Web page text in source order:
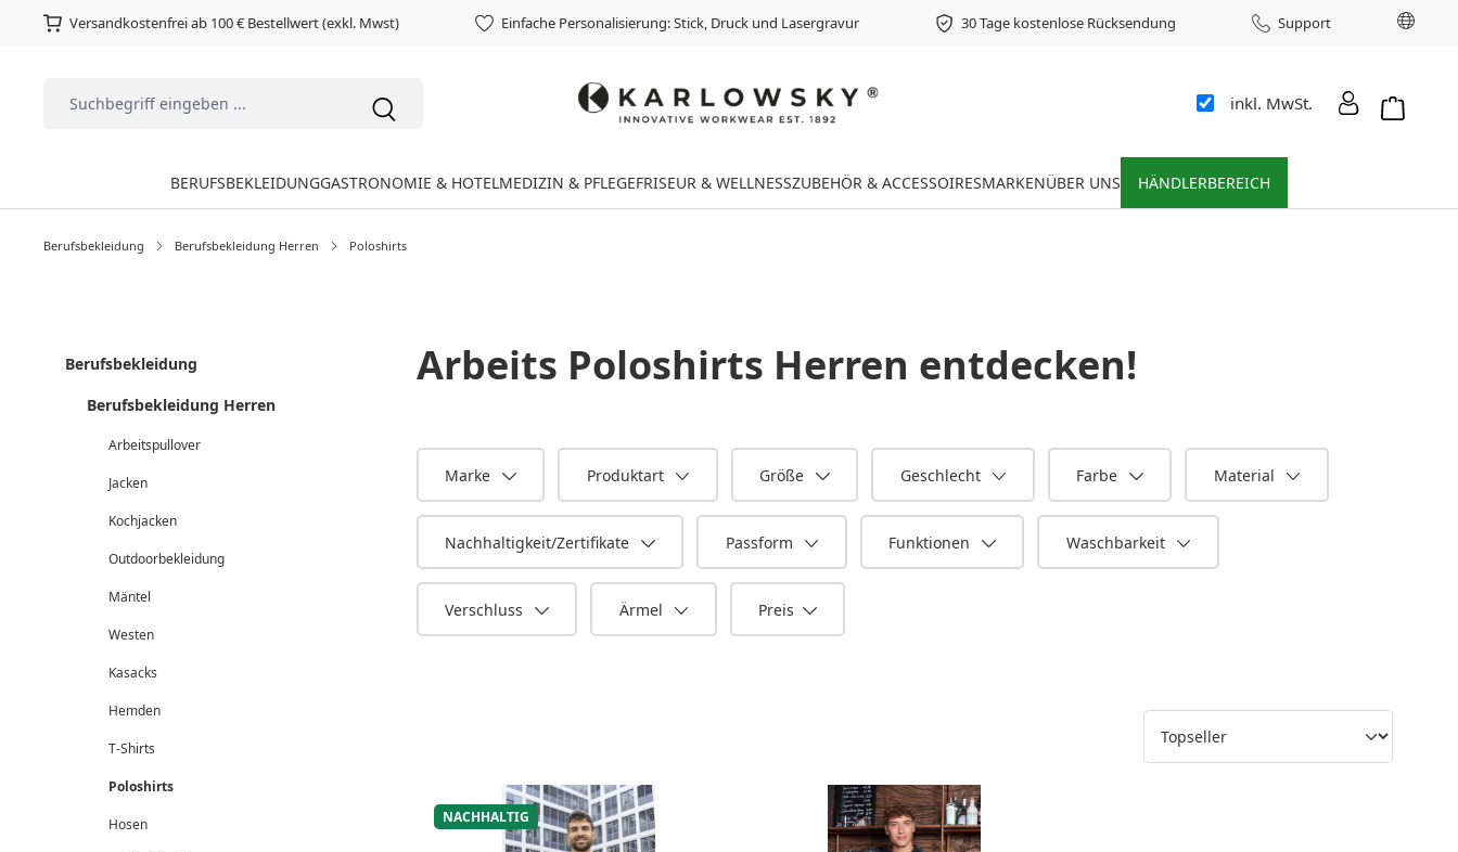
Versandkostenfrei ab 100 € Bestellwert (exkl. Mwst) Einfache Personalisierung: Stick, Druck und Lasergravur 30 Tage kostenlose Rücksendung Support
inkl. MwSt.
BERUFSBEKLEIDUNGGASTRONOMIE & HOTELMEDIZIN & PFLEGEFRISEUR & WELLNESSZUBEHÖR & ACCESSOIRESMARKENÜBER UNS HÄNDLERBEREICH
Berufsbekleidung Berufsbekleidung Herren Poloshirts
Berufsbekleidung
Berufsbekleidung Herren
Arbeitspullover
Jacken
Kochjacken
Outdoorbekleidung
Mäntel
Westen
Kasacks
Hemden
T-Shirts
Poloshirts
Hosen
Arbeits Poloshirts Herren entdecken!
Marke Produktart Größe Geschlecht Farbe Material
Nachhaltigkeit/Zertifikate Passform Funktionen Waschbarkeit
Verschluss Ärmel Preis
NACHHALTIG